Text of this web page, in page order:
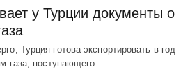
у Турции документы о
Турция готова экспортировать в год
газа, поступающего…